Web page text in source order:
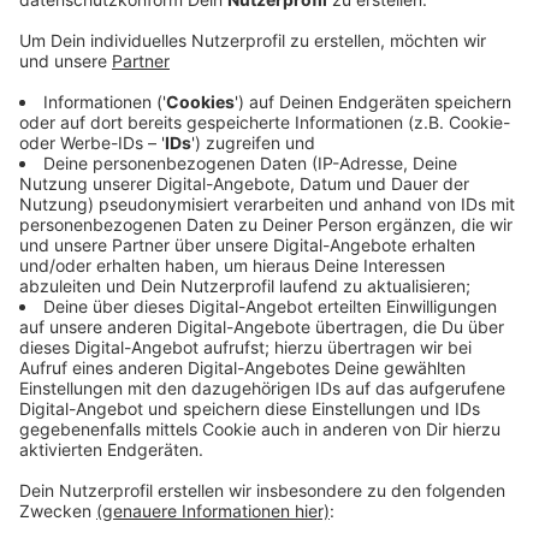
Währenddessen steigen die Coronazahlen in unserer
Stadt weiter an: Das RKI meldet heute innerhalb eines
Tages 385 Neuinfektionen. Die 7-Tage-Inzidenz sinkt
dagegen um knapp 13 Punkte auf 579,4. Außerdem
wurden zwei neue Todesfälle im Zusammenhang mit
dem Corona-Virus gemeldet. Die gemeldeten Zahlen
geben weiterhin nicht das gesamte
Infektionsgeschehen wieder, da nur durch PCR-Tests
bestätigte Fälle in der Statistik auftauchen.
Anzeige